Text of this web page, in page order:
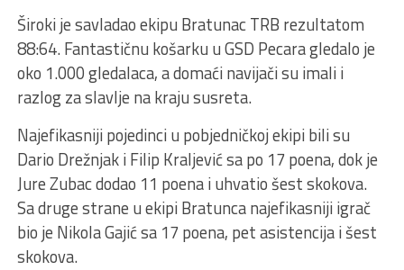
Široki je savladao ekipu Bratunac TRB rezultatom
88:64. Fantastičnu košarku u GSD Pecara gledalo je
oko 1.000 gledalaca, a domaći navijači su imali i
razlog za slavlje na kraju susreta.
Najefikasniji pojedinci u pobjedničkoj ekipi bili su
Dario Drežnjak i Filip Kraljević sa po 17 poena, dok je
Jure Zubac dodao 11 poena i uhvatio šest skokova.
Sa druge strane u ekipi Bratunca najefikasniji igrač
bio je Nikola Gajić sa 17 poena, pet asistencija i šest
skokova.